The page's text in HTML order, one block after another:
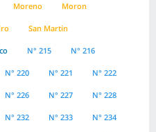
Moreno Moron
San Martin
N° 215 N° 216
N° 220 N° 221 N° 222
N° 226 N° 227 N° 228
N° 232 N° 233 N° 234